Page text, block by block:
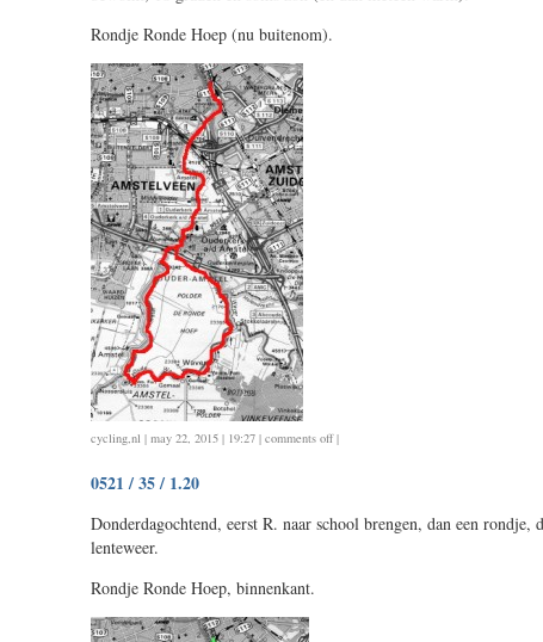
Rondje Ronde Hoep (nu buitenom).
cycling,nl | may 22, 2015 | 19:27 | comments offon
/
|
0521 / 35 / 1.20
Donderdagochtend, eerst R. naar school brengen, dan een
lenteweer.
Rondje Ronde Hoep, binnenkant.